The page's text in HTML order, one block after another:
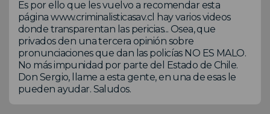
Es por ello que les vuelvo a recomendar esta
página www.criminalisticasav.cl hay varios videos
donde transparentan las pericias... Osea, que
privados den una tercera opinión sobre
pronunciaciones que dan las policías NO ES MALO.
No más impunidad por parte del Estado de Chile.
Don Sergio, llame a esta gente, en una de esas le
pueden ayudar. Saludos.